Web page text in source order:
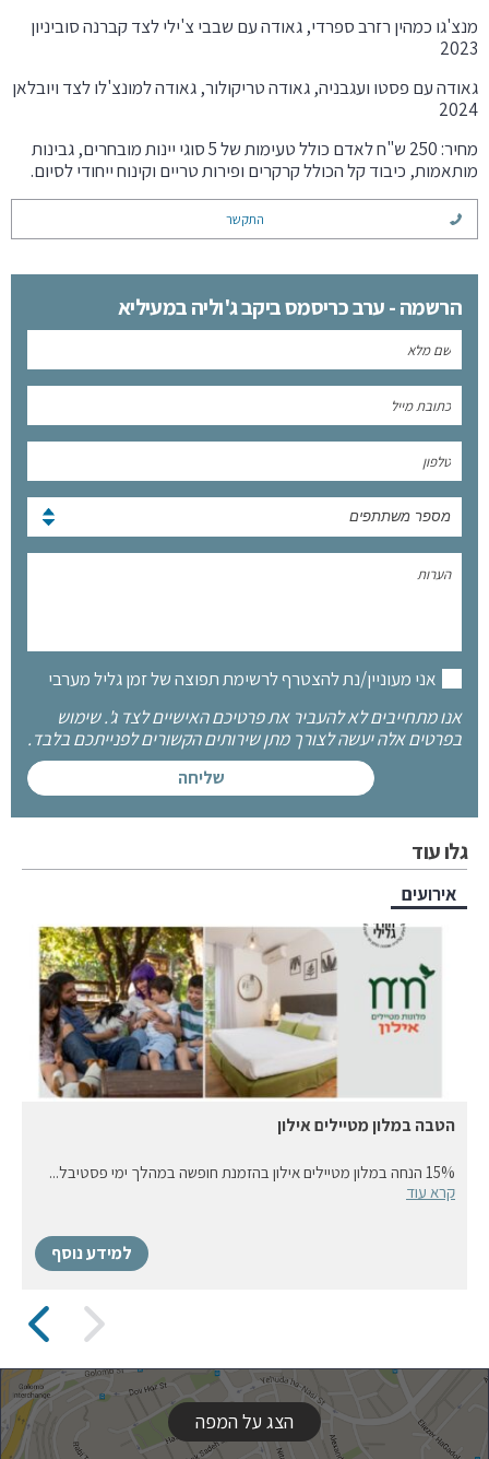
מנצ'גו כמהין רזרב ספרדי, גאודה עם שבבי צ'ילי לצד קברנה סוביניון
2023
גאודה עם פסטו ועגבניה, גאודה טריקולור, גאודה למונצ'לו לצד ויובלאן
2024
מחיר: 250 ש"ח לאדם כולל טעימות של 5 סוגי יינות מובחרים, גבינות
מותאמות, כיבוד קל הכולל קרקרים ופירות טריים וקינוח ייחודי לסיום.
התקשר
הרשמה - ערב כריסמס ביקב ג'וליה במעיליא
מספר משתתפים
אני מעוניין/נת להצטרף לרשימת תפוצה של זמן גליל מערבי
אנו מתחייבים לא להעביר את פרטיכם האישיים לצד ג'. שימוש
בפרטים אלה יעשה לצורך מתן שירותים הקשורים לפנייתכם בלבד.
גלו עוד
אירועים
הטבה במלון מטיילים אילון
15% הנחה במלון מטיילים אילון בהזמנת חופשה במהלך ימי פסטיבל...
קרא עוד
למידע נוסף
הצג על המפה